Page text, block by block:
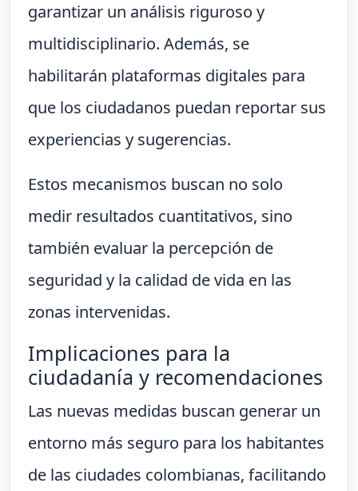
garantizar un análisis riguroso y
multidisciplinario. Además, se
habilitarán plataformas digitales para
que los ciudadanos puedan reportar sus
experiencias y sugerencias.
Estos mecanismos buscan no solo
medir resultados cuantitativos, sino
también evaluar la percepción de
seguridad y la calidad de vida en las
zonas intervenidas.
Implicaciones para la
ciudadanía y recomendaciones
Las nuevas medidas buscan generar un
entorno más seguro para los habitantes
de las ciudades colombianas, facilitando